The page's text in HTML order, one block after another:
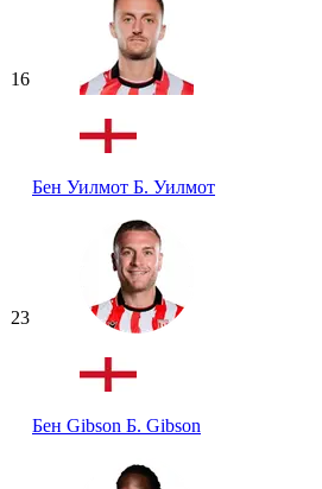
16
Бен Уилмот Б. Уилмот
23
Бен Gibson Б. Gibson